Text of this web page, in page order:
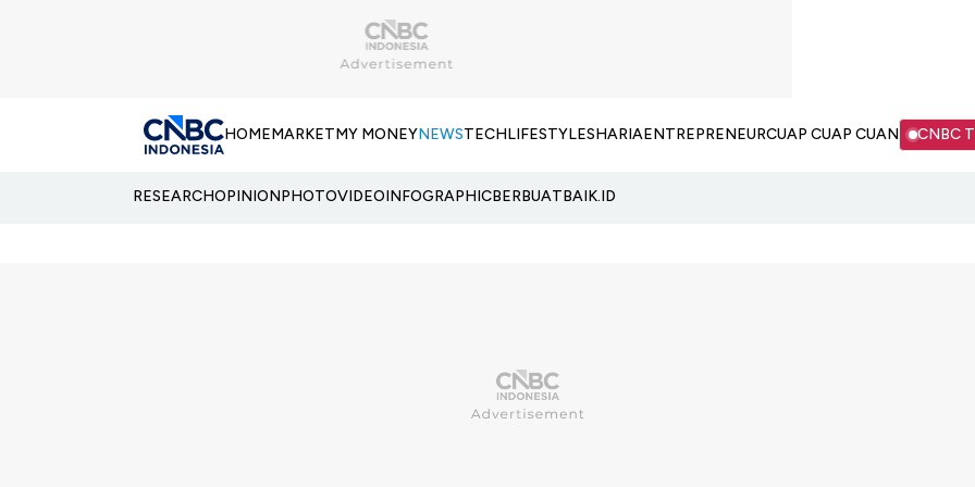
HOMEMARKETMY MONEYNEWSTECHLIFESTYLESHARIAENTREPRENEURCUAP CUAP CUAN CNBC
RESEARCHOPINIONPHOTOVIDEOINFOGRAPHICBERBUATBAIK.ID